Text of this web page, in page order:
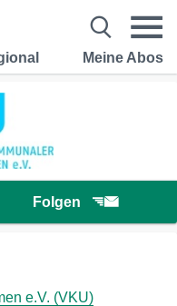
Meine Abos
Folgen
e.V. (VKU)